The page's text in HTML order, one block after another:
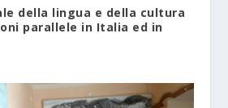
della lingua e della cultura
parallele in Italia ed in